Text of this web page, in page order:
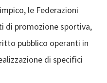
le Federazioni
di promozione sportiva,
pubblico operanti in
di specifici